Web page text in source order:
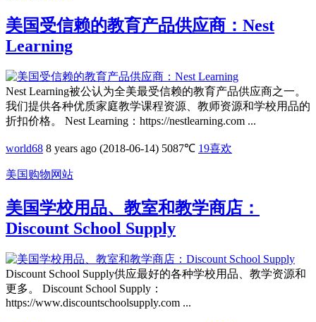
美国受信赖的教育产品供应商：Nest
Learning
Nest Learning被公认为全美最受信赖的教育产品供应商之一。
我们提供各种优质家庭教学课程资源、教师资源和学校用品的
折扣价格。 Nest Learning：https://nestlearning.com ...
world68 8 years ago (2018-06-14) 5087℃ 19喜欢
美国购物网站
美国学校用品、教室和教学商店：
Discount School Supply
Discount School Supply供应最好的各种学校用品、教学资源和
更多。 Discount School Supply：
https://www.discountschoolsupply.com ...